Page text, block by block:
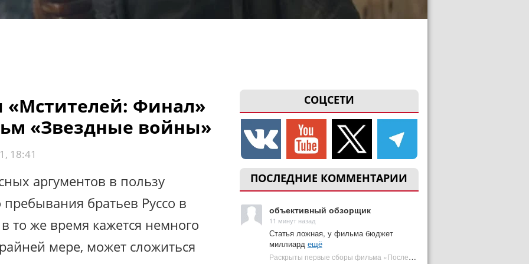
СОЦСЕТИ
ПОСЛЕДНИЕ КОММЕНТАРИИ
объективный обзорщик
11 минут назад
Статья ложная, у фильма бюджет
миллиард ещё
Раскрыты первые сборы фильма «Последний богатырь: Колобок» на фоне негатива | Plugged In Ru
Финал»
«Звездные войны»
18:41
аргументов в пользу
братьев Руссо в
то же время кажется немного
мере, может сложиться